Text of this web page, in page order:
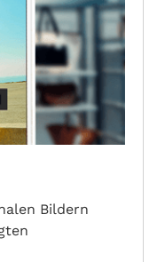
Bildern